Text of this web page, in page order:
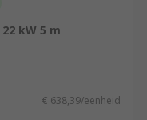
kW 5 m
€ 638,39/eenheid